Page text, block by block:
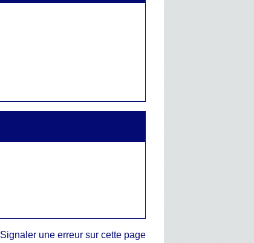
Signaler une erreur sur cette page